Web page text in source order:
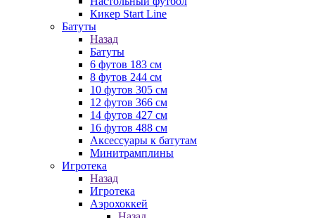
Кикер Start Line
Батуты
Назад
Батуты
6 футов 183 см
8 футов 244 см
10 футов 305 см
12 футов 366 см
14 футов 427 см
16 футов 488 см
Аксессуары к батутам
Минитрамплины
Игротека
Назад
Игротека
Аэрохоккей